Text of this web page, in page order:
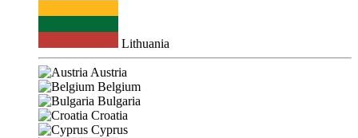
Lithuania
Austria
Belgium
Bulgaria
Croatia
Cyprus